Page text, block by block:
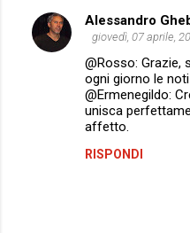
Alessandro
giovedì, 07 aprile,
@Rosso: Grazie,
ogni giorno le
@Ermenegildo:
unisca
affetto.
RISPONDI